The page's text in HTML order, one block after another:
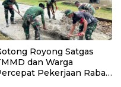
Royong Satgas
dan Warga
Pekerjaan Rabat